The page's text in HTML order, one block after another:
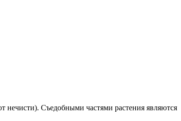
нечисти). Съедобными частями растения являются